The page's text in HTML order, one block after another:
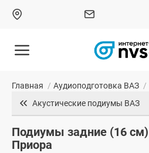
Главная / Аудиоподготовка ВАЗ /
Акустические подиумы ВАЗ
Подиумы задние (16
Приора